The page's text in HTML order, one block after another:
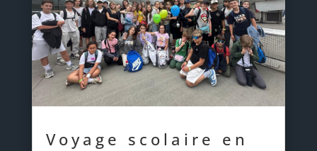
Voyage scolaire en